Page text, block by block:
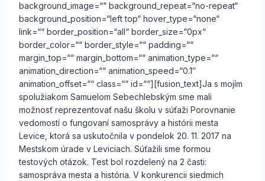
background_image=““ background_repeat=“no-repeat“
background_position=“left top“ hover_type=“none“
link=““ border_position=“all“ border_size=“0px“
border_color=““ border_style=““ padding=““
margin_top=““ margin_bottom=““ animation_type=““
animation_direction=““ animation_speed=“0.1″
animation_offset=““ class=““ id=““][fusion_text]Ja s mojím
spolužiakom Samuelom Sebechlebským sme mali
možnosť reprezentovať našu školu v súťaži Porovnanie
vedomostí o fungovaní samosprávy a histórii mesta
Levice, ktorá sa uskutočnila v pondelok 20. 11. 2017 na
Mestskom úrade v Leviciach. Súťažili sme formou
testových otázok. Test bol rozdelený na 2 časti:
samospráva mesta a história. V konkurencii siedmich